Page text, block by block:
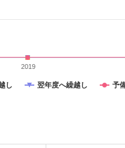
し 翌年度へ繰越し 予
2019